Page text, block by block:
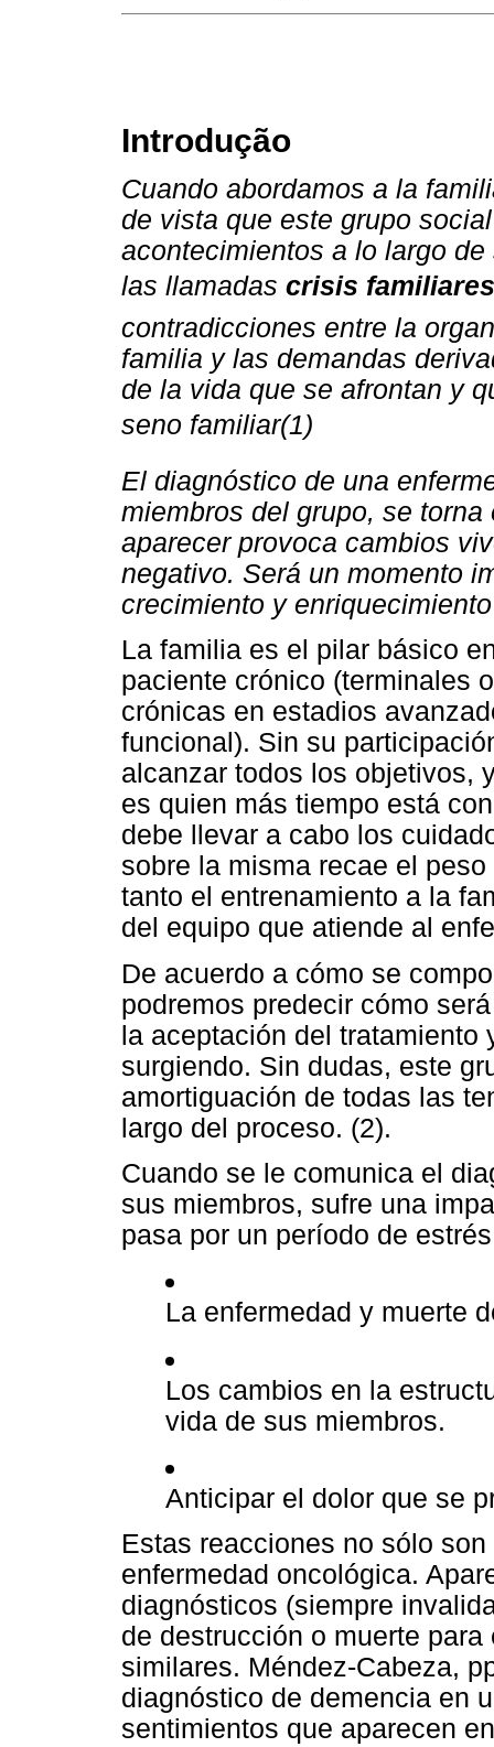
Introdução
Cuando abordamos a la
de vista que este grupo
acontecimientos a lo largo
las llamadas crisis familiares
contradicciones entre la
familia y las demandas
de la vida que se afrontan y
seno familiar(1)
El diagnóstico de una
miembros del grupo, se
aparecer provoca cambios
negativo. Será un momento
crecimiento y
La familia es el pilar básico
paciente crónico (terminales
crónicas en estadios
funcional). Sin su
alcanzar todos los objetivos,
es quien más tiempo está
debe llevar a cabo los
sobre la misma recae el
tanto el entrenamiento a la
del equipo que atiende al
De acuerdo a cómo se
podremos predecir cómo
la aceptación del tratamiento
surgiendo. Sin dudas, este
amortiguación de todas las
largo del proceso. (2).
Cuando se le comunica el
sus miembros, sufre una
pasa por un período de
La enfermedad y muerte
Los cambios en la
vida de sus miembros.
Anticipar el dolor que se
Estas reacciones no sólo
enfermedad oncológica.
diagnósticos (siempre
de destrucción o muerte
similares. Méndez-Cabeza,
diagnóstico de demencia en
sentimientos que aparecen